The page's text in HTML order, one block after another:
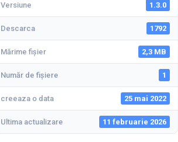
Versiune 1.3.0
Descarca 1792
Mărime fișier 2,3 MB
Număr de fișiere 1
creeaza o data 25 mai 2022
Ultima actualizare 11 februarie 2026